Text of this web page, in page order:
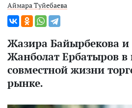
Аймара Туйебаева
Жазира Байырбекова
Жанболат Ербатыров в
совместной жизни
рынке.